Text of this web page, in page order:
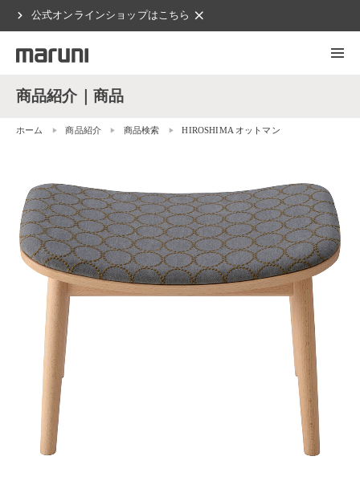
chevron_right 公式オンラインショップはこちら clear
商品紹介｜商品
ホーム 商品紹介 商品検索 HIROSHIMA オットマン